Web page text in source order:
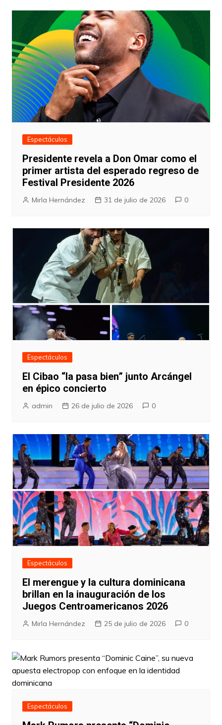
Espectáculos
Presidente revela a Don Omar como el
primer artista del esperado regreso de
Festival Presidente 2026
Mirla Hernández 31 de julio de 2026 0
Espectáculos
El Cibao “la pasa bien” junto Arcángel
en épico concierto
admin 26 de julio de 2026 0
Espectáculos
El merengue y la cultura dominicana
brillan en la inauguración de los
Juegos Centroamericanos 2026
Mirla Hernández 25 de julio de 2026 0
Espectáculos